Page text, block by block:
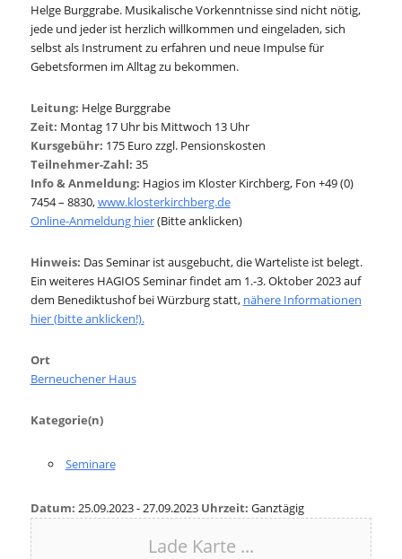
Helge Burggrabe. Musikalische Vorkenntnisse sind nicht nötig,
jede und jeder ist herzlich willkommen und eingeladen, sich
selbst als Instrument zu erfahren und neue Impulse für
Gebetsformen im Alltag zu bekommen.
Leitung: Helge Burggrabe
Zeit: Montag 17 Uhr bis Mittwoch 13 Uhr
Kursgebühr: 175 Euro zzgl. Pensionskosten
Teilnehmer-Zahl: 35
Info & Anmeldung: Hagios im Kloster Kirchberg, Fon +49 (0)
7454 – 8830,www.klosterkirchberg.de
Online-Anmeldung hier(Bitte anklicken)
Hinweis: Das Seminar ist ausgebucht, die Warteliste ist belegt.
Ein weiteres HAGIOS Seminar findet am 1.-3. Oktober 2023 auf
dem Benediktushof bei Würzburg statt, nähere Informationen
hier (bitte anklicken!).
Ort
Berneuchener Haus
Kategorie(n)
Seminare
Datum: 25.09.2023 - 27.09.2023 Uhrzeit: Ganztägig
Lade Karte ...